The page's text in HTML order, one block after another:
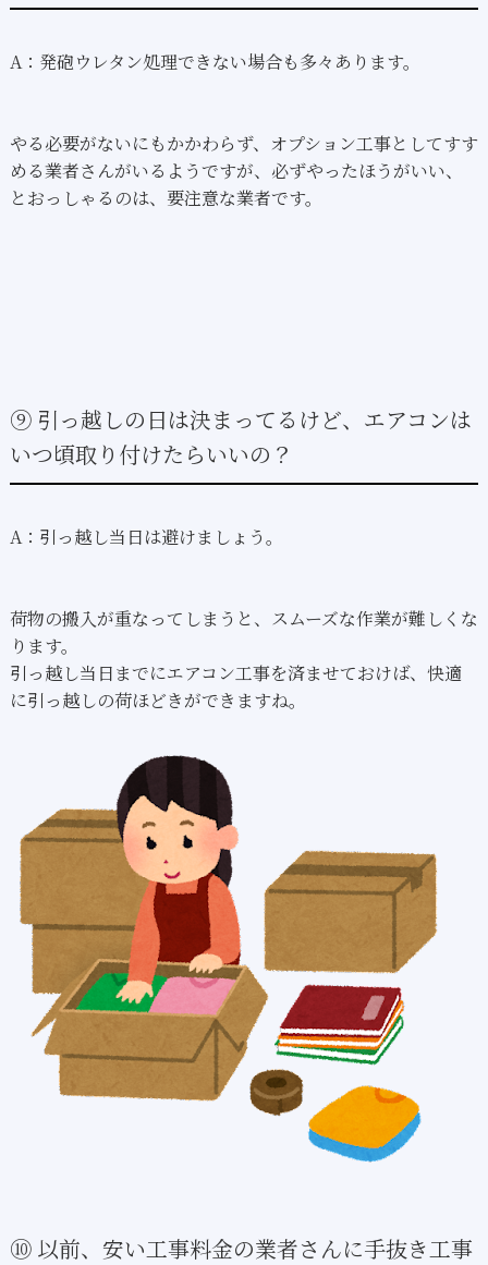
A：発砲ウレタン処理できない場合も多々あります。
やる必要がないにもかかわらず、オプション工事としてすす
める業者さんがいるようですが、必ずやったほうがいい、
とおっしゃるのは、要注意な業者です。
⑨ 引っ越しの日は決まってるけど、エアコンは
いつ頃取り付けたらいいの？
A：引っ越し当日は避けましょう。
荷物の搬入が重なってしまうと、スムーズな作業が難しくな
ります。
引っ越し当日までにエアコン工事を済ませておけば、快適
に引っ越しの荷ほどきができますね。
⑩ 以前、安い工事料金の業者さんに手抜き工事